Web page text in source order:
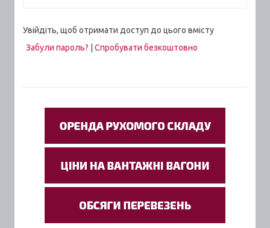
Увійдіть, щоб отримати доступ до цього вмісту
Забули пароль?
Спробувати безкоштовно